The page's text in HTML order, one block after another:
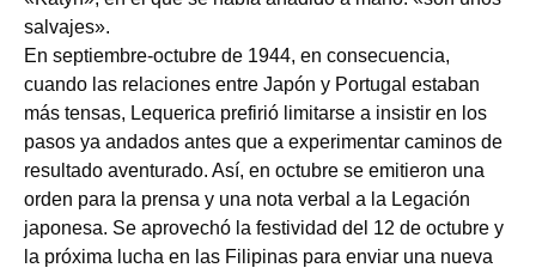
salvajes».
En septiembre-octubre de 1944, en consecuencia,
cuando las relaciones entre Japón y Portugal estaban
más tensas, Lequerica prefirió limitarse a insistir en los
pasos ya andados antes que a experimentar caminos de
resultado aventurado. Así, en octubre se emitieron una
orden para la prensa y una nota verbal a la Legación
japonesa. Se aprovechó la festividad del 12 de octubre y
la próxima lucha en las Filipinas para enviar una nueva